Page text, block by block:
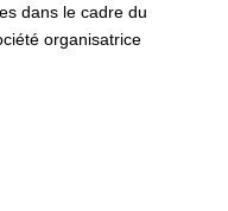
dans le cadre du
organisatrice